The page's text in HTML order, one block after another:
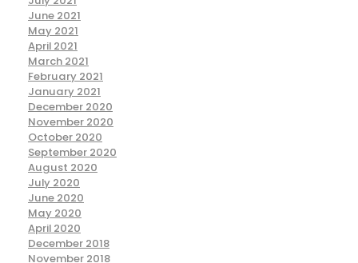
June 2021
May 2021
April 2021
March 2021
February 2021
January 2021
December 2020
November 2020
October 2020
September 2020
August 2020
July 2020
June 2020
May 2020
April 2020
December 2018
November 2018